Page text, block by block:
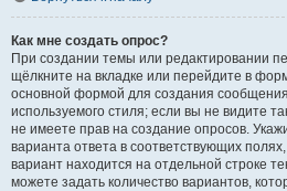
Как мне создать опрос?
При создании темы или редактировании
щёлкните на вкладке или перейдите в
основной формой для создания
используемого стиля; если вы не видите
не имеете прав на создание опросов.
варианта ответа в соответствующих
вариант находится на отдельной строке
можете задать количество вариантов,